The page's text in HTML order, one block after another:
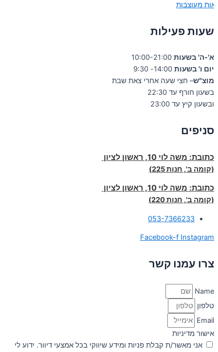
מעוצבות
שעות פעילות
א'-ה' בשעות
יום ו' בשעות
מוצ"ש– חצי שעה אחרי צאת שבת
בשעון חורף עד 22:30
ובשעון קיץ עד 23:00
סניפים
כתובת: משה לוי 10, ראשון לציון
(קומה ב', חנות 225)
כתובת: משה לוי 10, ראשון לציון
(קומה ב', חנות 220)
053-7366233
Facebook-f Instagram
צרו עמנו קשר
Name
טלפון
Email
אישור מדיניות
אני מאשר/ת קבלת פניות ומידע שיווקי בכל אמצעי דיוור. ידוע לי